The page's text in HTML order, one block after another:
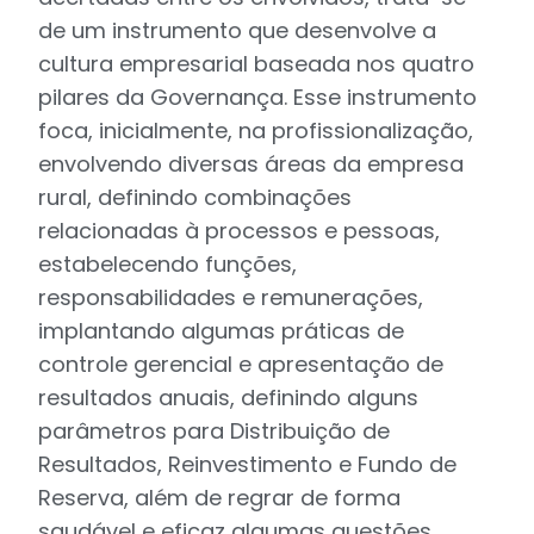
de um instrumento que desenvolve a
cultura empresarial baseada nos quatro
pilares da Governança. Esse instrumento
foca, inicialmente, na profissionalização,
envolvendo diversas áreas da empresa
rural, definindo combinações
relacionadas à processos e pessoas,
estabelecendo funções,
responsabilidades e remunerações,
implantando algumas práticas de
controle gerencial e apresentação de
resultados anuais, definindo alguns
parâmetros para Distribuição de
Resultados, Reinvestimento e Fundo de
Reserva, além de regrar de forma